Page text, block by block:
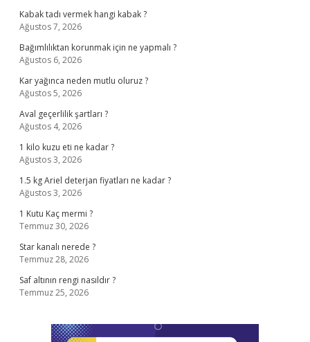
Kabak tadı vermek hangi kabak ?
Ağustos 7, 2026
Bağımlılıktan korunmak için ne yapmalı ?
Ağustos 6, 2026
Kar yağınca neden mutlu oluruz ?
Ağustos 5, 2026
Aval geçerlilik şartları ?
Ağustos 4, 2026
1 kilo kuzu eti ne kadar ?
Ağustos 3, 2026
1.5 kg Ariel deterjan fiyatları ne kadar ?
Ağustos 3, 2026
1 Kutu Kaç mermi ?
Temmuz 30, 2026
Star kanalı nerede ?
Temmuz 28, 2026
Saf altının rengi nasıldır ?
Temmuz 25, 2026